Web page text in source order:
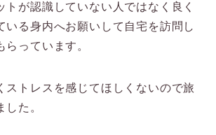
トが認識していない人ではなく良く
いる身内へお願いして自宅を訪問し
らっています。
ストレスを感じてほしくないので旅
た。